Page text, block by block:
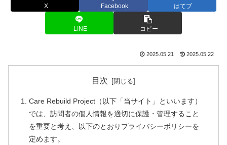
X Facebook はてブ
LINE コピー
2025.05.21 2025.05.22
目次
Care Rebuild Project（以下「当サイト」といいます）
では、訪問者の個人情報を適切に保護・管理すること
を重要と考え、以下のとおりプライバシーポリシーを
定めます。